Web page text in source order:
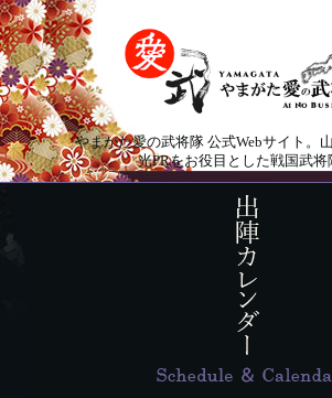
やまがた愛の武将隊 公式Webサイト。
光PRをお役目とした戦国武将